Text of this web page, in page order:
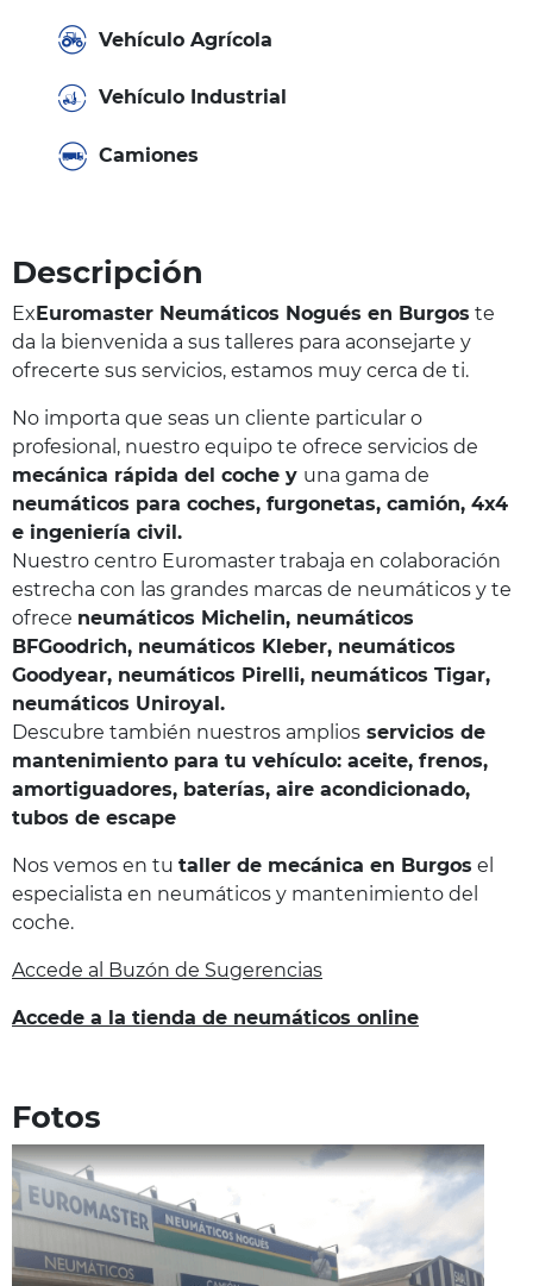
Vehículo Agrícola
Vehículo Industrial
Camiones
Descripción
ExEuromaster Neumáticos Nogués en Burgos te
da la bienvenida a sus talleres para aconsejarte y
ofrecerte sus servicios, estamos muy cerca de ti.
No importa que seas un cliente particular o
profesional, nuestro equipo te ofrece servicios de
mecánica rápida del coche y una gama de
neumáticos para coches, furgonetas, camión, 4x4
e ingeniería civil.
Nuestro centro Euromaster trabaja en colaboración
estrecha con las grandes marcas de neumáticos y te
ofrece neumáticos Michelin, neumáticos
BFGoodrich, neumáticos Kleber, neumáticos
Goodyear, neumáticos Pirelli, neumáticos Tigar,
neumáticos Uniroyal.
Descubre también nuestros amplios servicios de
mantenimiento para tu vehículo: aceite, frenos,
amortiguadores, baterías, aire acondicionado,
tubos de escape
Nos vemos en tu taller de mecánica en Burgos el
especialista en neumáticos y mantenimiento del
coche.
Accede al Buzón de Sugerencias
Accede a la tienda de neumáticos online
Fotos